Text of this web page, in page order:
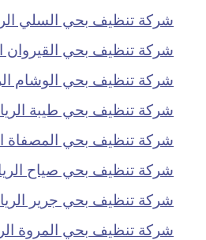
شركة تنظيف بحي السلي
شركة تنظيف بحي القيروان
شركة تنظيف بحي الوشام
شركة تنظيف بحي طيبة
شركة تنظيف بحي المصفاة
شركة تنظيف بحي صياح
شركة تنظيف بحي جرير
شركة تنظيف بحي المروة